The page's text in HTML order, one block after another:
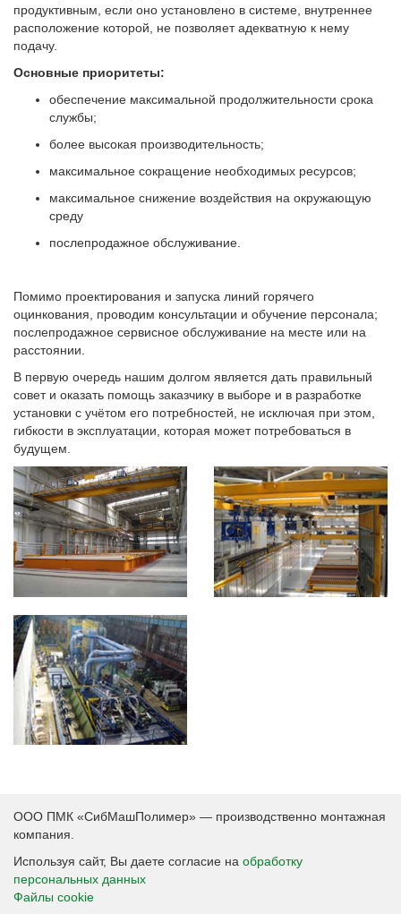
продуктивным, если оно установлено в системе, внутреннее
расположение которой, не позволяет адекватную к нему
подачу.
Основные приоритеты:
обеспечение максимальной продолжительности срока
службы;
более высокая производительность;
максимальное сокращение необходимых ресурсов;
максимальное снижение воздействия на окружающую
среду
послепродажное обслуживание.
Помимо проектирования и запуска линий горячего
оцинкования, проводим консультации и обучение персонала;
послепродажное сервисное обслуживание на месте или на
расстоянии.
В первую очередь нашим долгом является дать правильный
совет и оказать помощь заказчику в выборе и в разработке
установки с учётом его потребностей, не исключая при этом,
гибкости в эксплуатации, которая может потребоваться в
будущем.
ООО ПМК «СибМашПолимер» — производственно монтажная
компания.
Используя сайт, Вы даете согласие на обработку
персональных данных
Файлы cookie